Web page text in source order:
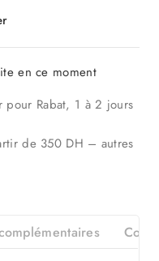
en ce moment
pour Rabat, 1 à 2 jours
de 350 DH – autres